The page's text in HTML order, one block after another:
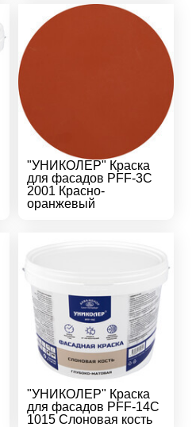
"УНИКОЛЕР" Краска
для фасадов PFF-3C
2001 Красно-
оранжевый
"УНИКОЛЕР" Краска
для фасадов PFF-14C
1015 Слоновая кость